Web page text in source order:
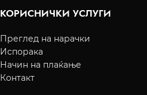
КОРИСНИЧКИ УСЛУГИ
Преглед на нарачки
Испорака
Начин на плаќање
Контакт